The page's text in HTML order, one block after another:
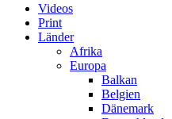
Videos
Print
Länder
Afrika
Europa
Balkan
Belgien
Dänemark